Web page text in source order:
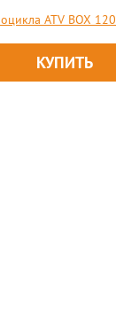
ATV BOX 120